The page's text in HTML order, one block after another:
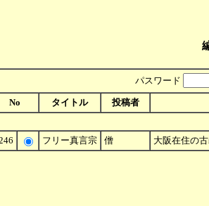
パスワード
No タイトル 投稿者
フリー真言宗 僧 大阪在住の